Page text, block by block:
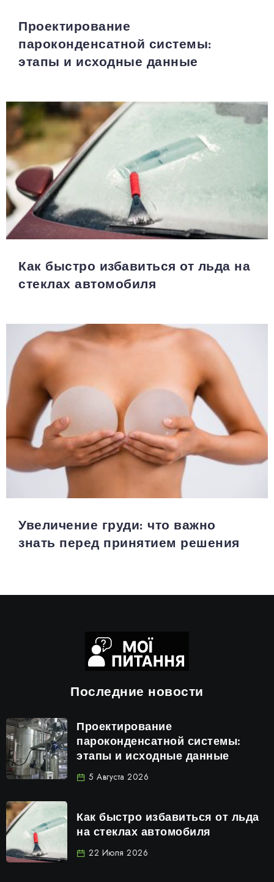
Проектирование
пароконденсатной системы:
этапы и исходные данные
Как быстро избавиться от льда на
стеклах автомобиля
Увеличение груди: что важно
знать перед принятием решения
Последние новости
Проектирование
пароконденсатной системы:
этапы и исходные данные
5 Августа 2026
Как быстро избавиться от льда
на стеклах автомобиля
22 Июля 2026